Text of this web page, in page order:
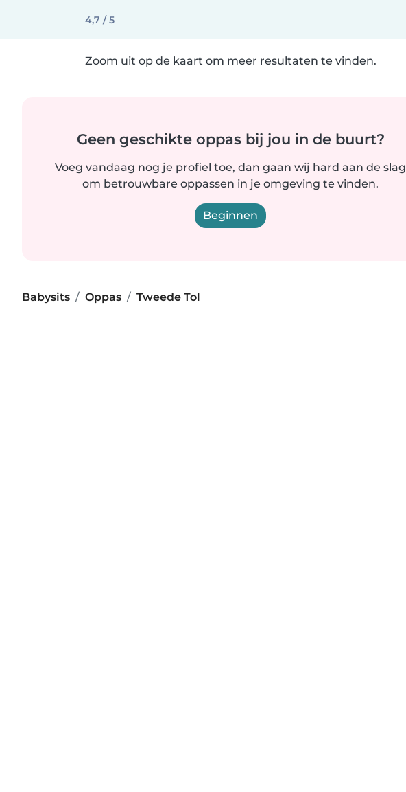
4,7 / 5
Zoom uit op de kaart om meer resultaten te vinden.
Geen geschikte oppas bij jou in de buurt?
Voeg vandaag nog je profiel toe, dan gaan wij hard aan de slag
om betrouwbare oppassen in je omgeving te vinden.
Beginnen
Babysits Oppas Tweede Tol